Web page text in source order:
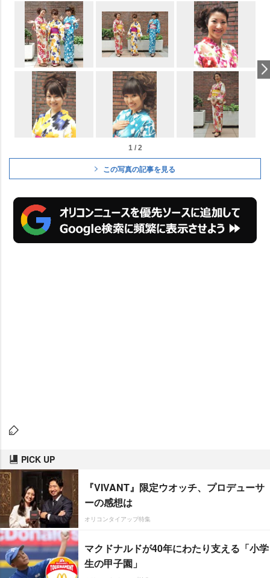
1 / 2
この写真の記事を見る
PICK UP
『VIVANT』限定ウオッチ、プロデューサ
ーの感想は
オリコンタイアップ特集
マクドナルドが40年にわたり支える「小学
生の甲子園」